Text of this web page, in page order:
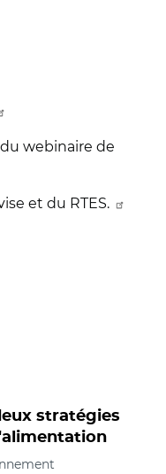
webinaire de
et du RTES.
stratégies